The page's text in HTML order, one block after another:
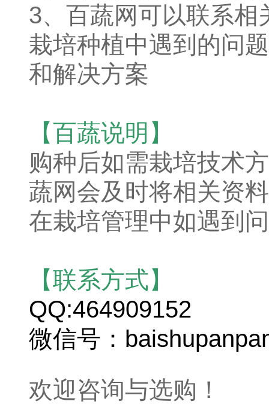
3、百蔬网可以联系
栽培种植中遇到的问
和解决方案
【百蔬说明】
购种后如需栽培技术
蔬网会及时将相关资
在栽培管理中如遇到
【联系方式】
QQ:464909152
微信号：
欢迎咨询与选购！